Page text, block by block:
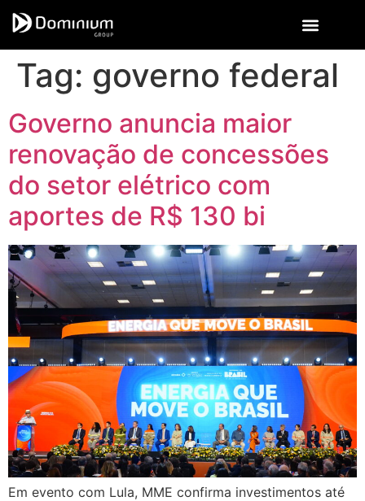
Tag: governo federal
Governo anuncia maior
renovação de concessões
do setor elétrico com
aportes de R$ 130 bi
Em evento com Lula, MME confirma investimentos até